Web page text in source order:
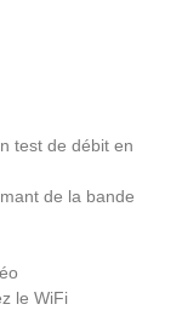
test de débit en
de la bande
le WiFi